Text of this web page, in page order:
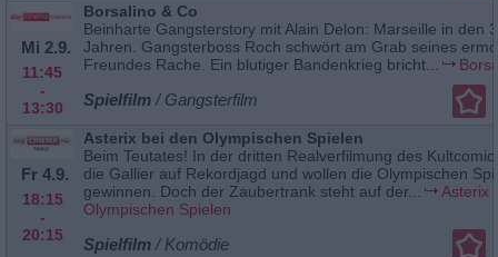
Mi 2.9.
11:45
-
13:30
Borsalino & Co
Beinharte Gangsterstory mit Alain Delon: Marseille in den
Jahren. Gangsterboss Roch schwört am Grab seines
Freundes Rache. Ein blutiger Bandenkrieg bricht...
Spielfilm / Gangsterfilm
Fr 4.9.
18:15
-
20:15
Asterix bei den Olympischen Spielen
Beim Teutates! In der dritten Realverfilmung des
die Gallier auf Rekordjagd und wollen die Olympischen
gewinnen. Doch der Zaubertrank steht auf der...
Asterix
Olympischen Spielen
Spielfilm / Komödie